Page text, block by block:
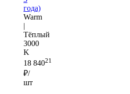
года)
Warm
|
Тёплый
3000
K
18 84021
₽/
шт